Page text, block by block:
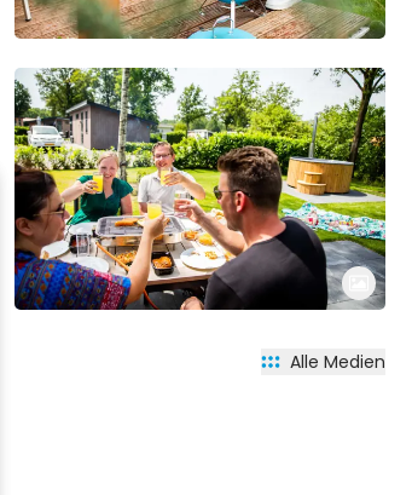
Alle Medien